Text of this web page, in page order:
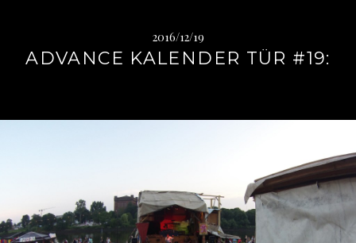
2016/12/19
ADVANCE KALENDER TÜR #19: